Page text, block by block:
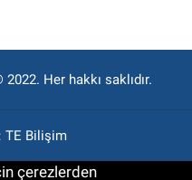
Her hakkı saklıdır.
TE Bilişim
çerezlerden